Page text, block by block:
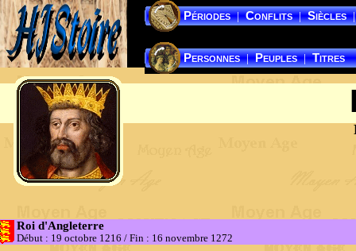
Périodes | Conflits | Siècles |
Personnes | Peuples | Titres
Roi d'Angleterre
Début : 19 octobre 1216 / Fin : 16 novembre 1272